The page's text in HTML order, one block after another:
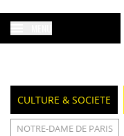
CULTURE & SOCIETE
NOTRE-DAME DE PARIS